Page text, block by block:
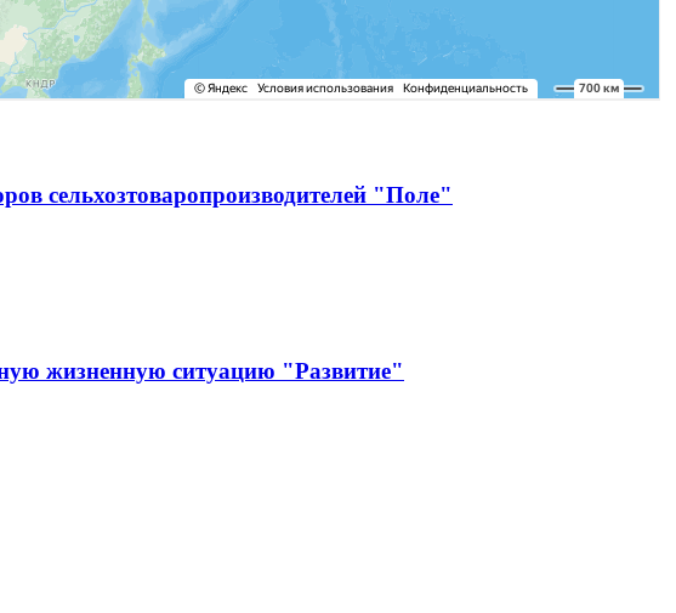
сельхозтоваропроизводителей "Поле"
жизненную ситуацию "Развитие"